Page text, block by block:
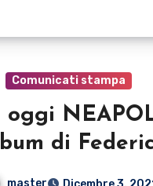
Comunicati stampa
oggi
di
master